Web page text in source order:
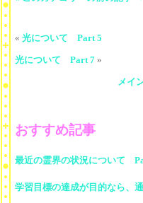
« 光について Part 5
光について Part 7 »
メイ
おすすめ記事
最近の霊界の状況について
学習目標の達成が目的なら、